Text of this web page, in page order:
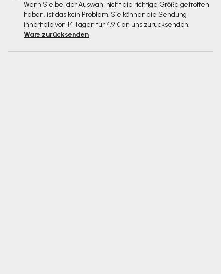
Wenn Sie bei der Auswahl nicht die richtige Größe getroffen
haben, ist das kein Problem! Sie können die Sendung
innerhalb von 14 Tagen für 4,9 € an uns zurücksenden.
Ware zurücksenden